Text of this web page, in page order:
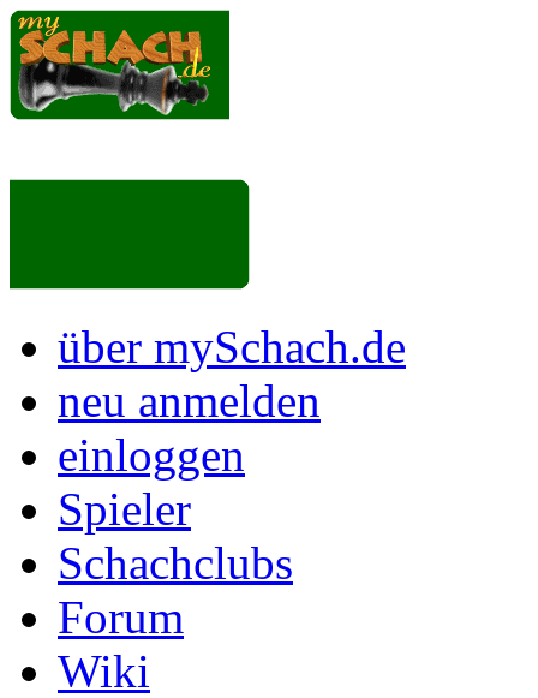
über mySchach.de
neu anmelden
einloggen
Spieler
Schachclubs
Forum
Wiki